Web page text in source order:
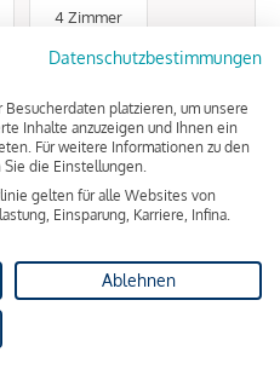
4 Zimmer
Datenschutzbestimmungen
platzieren, um unsere
Inhalte anzuzeigen und Ihnen ein
Für weitere Informationen zu den
die Einstellungen.
gelten für alle Websites von
Einsparung, Karriere, Infina.
Ablehnen